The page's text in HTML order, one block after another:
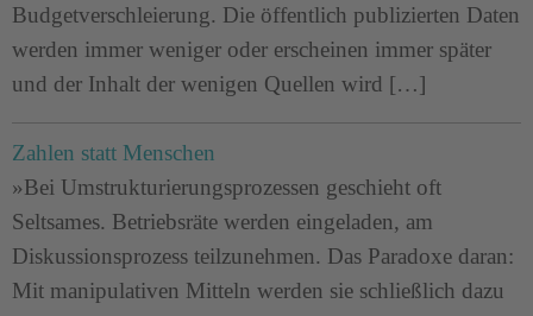
Budgetverschleierung. Die öffentlich publizierten Daten
werden immer weniger oder erscheinen immer später
und der Inhalt der wenigen Quellen wird […]
Zahlen statt Menschen
»Bei Umstrukturierungsprozessen geschieht oft
Seltsames. Betriebsräte werden eingeladen, am
Diskussionsprozess teilzunehmen. Das Paradoxe daran:
Mit manipulativen Mitteln werden sie schließlich dazu